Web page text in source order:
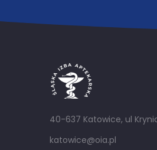
40-637 Katowice, ul
katowice@oia.pl